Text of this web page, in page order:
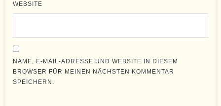
WEBSITE
NAME, E-MAIL-ADRESSE UND WEBSITE IN DIESEM
BROWSER FÜR MEINEN NÄCHSTEN KOMMENTAR
SPEICHERN.